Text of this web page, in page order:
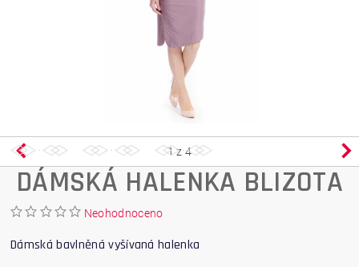
1z 4
DÁMSKÁ HALENKA BLIZOTA
Neohodnoceno
Dámská bavlněná vyšívaná halenka